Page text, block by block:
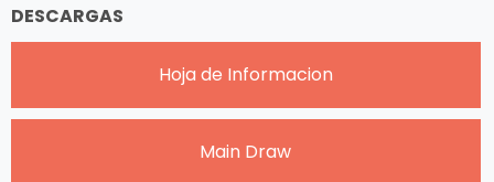
DESCARGAS
Hoja de Informacion
Main Draw